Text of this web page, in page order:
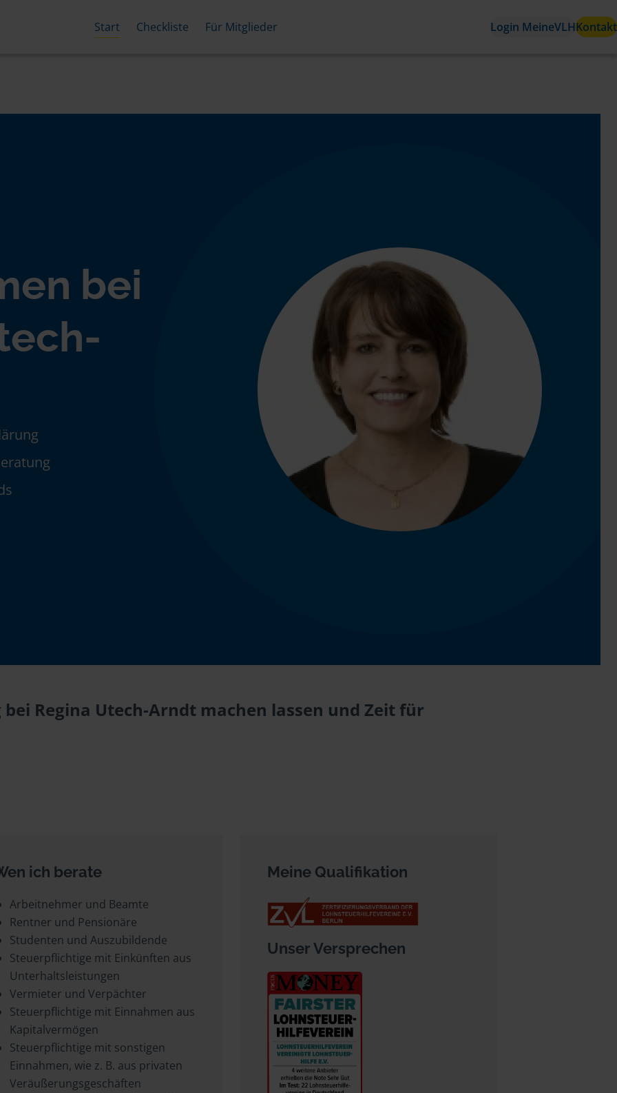
Start Checkliste Für Mitglieder Login MeineVLHKontakt
bei
Regina Utech-Arndt machen lassen und Zeit für
ich berate
Arbeitnehmer und Beamte
Rentner und Pensionäre
Studenten und Auszubildende
Steuerpflichtige mit Einkünften aus
Unterhaltsleistungen
Vermieter und Verpächter
Steuerpflichtige mit Einnahmen aus
Kapitalvermögen
Steuerpflichtige mit sonstigen
Einnahmen, wie z. B. aus privaten
Veräußerungsgeschäften
Meine Qualifikation
Unser Versprechen